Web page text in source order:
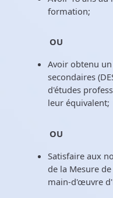
formation;
OU
Avoir obtenu
secondaires
d'études
leur équivalent;
OU
Satisfaire aux
de la Mesure
main-d'œuvre